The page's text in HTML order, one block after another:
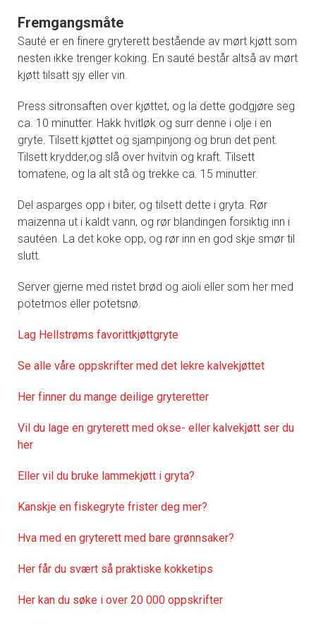
Fremgangsmåte
Sauté er en finere gryterett bestående av mørt kjøtt som
nesten ikke trenger koking. En sauté består altså av mørt
kjøtt tilsatt sjy eller vin.
Press sitronsaften over kjøttet, og la dette godgjøre seg
ca. 10 minutter. Hakk hvitløk og surr denne i olje i en
gryte. Tilsett kjøttet og sjampinjong og brun det pent.
Tilsett krydder,og slå over hvitvin og kraft. Tilsett
tomatene, og la alt stå og trekke ca. 15 minutter.
Del asparges opp i biter, og tilsett dette i gryta. Rør
maizenna ut i kaldt vann, og rør blandingen forsiktig inn i
sautéen. La det koke opp, og rør inn en god skje smør til
slutt.
Server gjerne med ristet brød og aioli eller som her med
potetmos eller potetsnø.
Lag Hellstrøms favorittkjøttgryte
Se alle våre oppskrifter med det lekre kalvekjøttet
Her finner du mange deilige gryteretter
Vil du lage en gryterett med okse- eller kalvekjøtt ser du
her
Eller vil du bruke lammekjøtt i gryta?
Kanskje en fiskegryte frister deg mer?
Hva med en gryterett med bare grønnsaker?
Her får du svært så praktiske kokketips
Her kan du søke i over 20 000 oppskrifter